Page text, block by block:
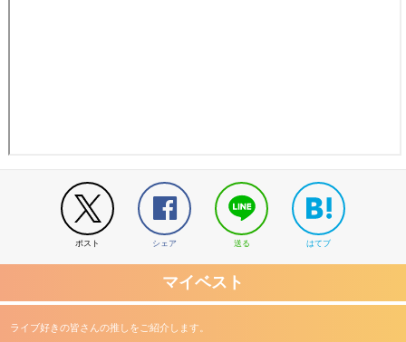
ポスト シェア 送る はてブ
マイベスト
ライブ好きの皆さんの推しをご紹介します。